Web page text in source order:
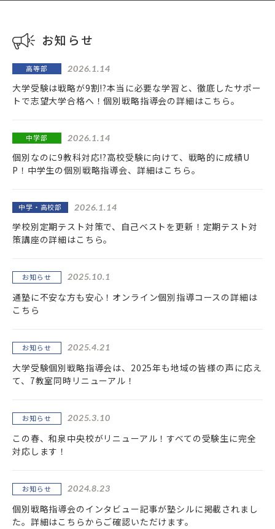
お知らせ
高等部 2026.1.14
大学受験は戦略が9割!?本当に必要な学習と、徹底したサポー
トで志望大学合格へ！個別戦略指導会の詳細はこちら。
中学部 2026.1.14
個別なのに9教科対応!?高校受験に向けて、戦略的に成績U
P！中学生の個別戦略指導会、詳細はこちら。
中学・高校部 2026.1.14
学校別定期テスト対策で、自己ベストを更新！定期テスト対
策講座の詳細はこちら。
お知らせ 2025.10.1
通塾に不安な方も安心！オンライン個別指導コースの詳細は
こちら
お知らせ 2025.4.21
大学受験個別戦略指導会は、2025年も地域の皆様の声に応え
て、7教室同時リニューアル！
お知らせ 2025.3.10
この春、和泉中央校がリニューアル！すべての受験生に完全
対応します！
お知らせ 2024.8.23
個別戦略指導会のインタビュー記事が塾シルに掲載されまし
た。詳細はこちらからご確認いただけます。